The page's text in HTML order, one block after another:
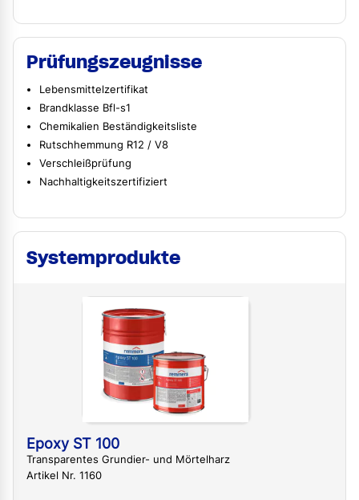
Prüfungszeugnisse
Lebensmittelzertifikat
Brandklasse Bfl-s1
Chemikalien Beständigkeitsliste
Rutschhemmung R12 / V8
Verschleißprüfung
Nachhaltigkeitszertifiziert
Systemprodukte
Epoxy ST 100
Transparentes Grundier- und Mörtelharz
Artikel Nr. 1160